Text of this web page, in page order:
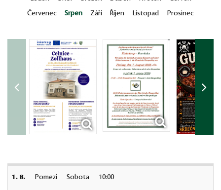
Červenec
Srpen Září Říjen Listopad Prosinec
1. 8. Pomezí Sobota
10:00